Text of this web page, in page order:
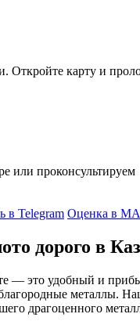
Откройте карту и
или проконсультируем
в Telegram Оценка в
дорого в
— это удобный и
металлы.
драгоценного